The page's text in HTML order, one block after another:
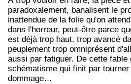
paradoxalement, banalisent le
inattendue de la folie qu'on
dans l'horreur, peut-être parce
est déjà trop haut, trop avancé
peuplement trop omniprésent
aussi par fatiguer. De cette fable
schématisme qui finit par
dommage…